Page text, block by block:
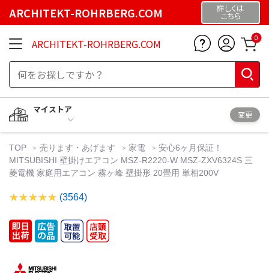
ARCHITEKT-ROHRBERG.COM 詳しくは
こちら
ARCHITEKT-ROHRBERG.COM 0
マイストア
変更
TOP 売ります・あげます 家電
安心6ヶ月保証！
MITSUBISHI 壁掛けエアコン MSZ-R2220-W MSZ-ZXV6324S 三
菱電機 家庭用エアコン 霧ヶ峰 壁掛形 20畳用 単相200V
(3564)